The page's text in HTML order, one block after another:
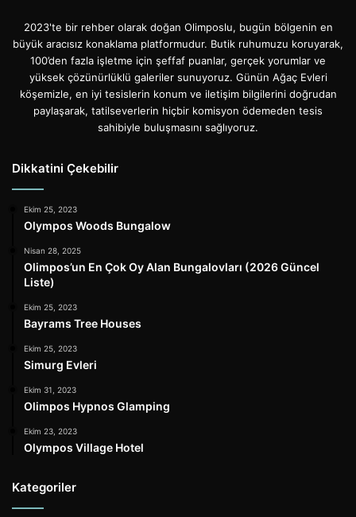
2023'te bir rehber olarak doğan Olimposlu, bugün bölgenin en
büyük aracısız konaklama platformudur. Butik ruhumuzu koruyarak,
100’den fazla işletme için şeffaf puanlar, gerçek yorumlar ve
yüksek çözünürlüklü galeriler sunuyoruz. Günün Ağaç Evleri
köşemizle, en iyi tesislerin konum ve iletişim bilgilerini doğrudan
paylaşarak, tatilseverlerin hiçbir komisyon ödemeden tesis
sahibiyle buluşmasını sağlıyoruz.
Dikkatini Çekebilir
Ekim 25, 2023
Olympos Woods Bungalow
Nisan 28, 2025
Olimpos’un En Çok Oy Alan Bungalovları (2026 Güncel
Liste)
Ekim 25, 2023
Bayrams Tree Houses
Ekim 25, 2023
Simurg Evleri
Ekim 31, 2023
Olimpos Hypnos Glamping
Ekim 23, 2023
Olympos Village Hotel
Kategoriler